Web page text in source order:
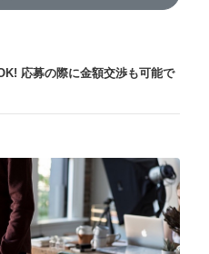
応募の際に金額交渉も可能で